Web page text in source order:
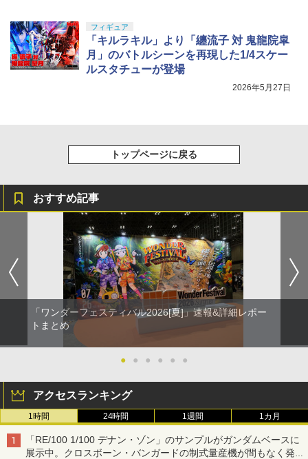
フィギュア
「キルラキル」より「纏流子 対 鬼龍院皐
月」のバトルシーンを再現した1/4スケー
ルスタチューが登場
2026年5月27日
トップページに戻る
おすすめ記事
「ワンダーフェスティバル2026[夏]」速報&詳細レポー
トまとめ
● ● ● ● ● ●
アクセスランキング
1時間 24時間 1週間 1カ月
「RE/100 1/100 デナン・ゾン」のサンプルがガンダムベースに
展示中。クロスボーン・バンガードの制式量産機が間もなく発送